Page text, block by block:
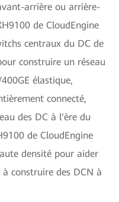
arrière ou arrière-
de CloudEngine
centraux du DC de
construire un réseau
élastique,
connecté,
des DC à l'ère du
de CloudEngine
densité pour aider
construire des DCN à